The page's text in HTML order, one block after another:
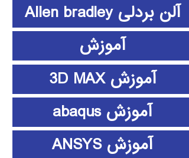
آلن بردلی Allen bradley
آموزش
آموزش 3D MAX
آموزش abaqus
آموزش ANSYS